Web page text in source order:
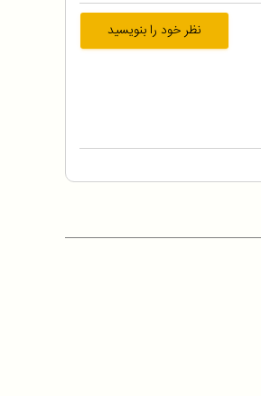
نظر خود را بنویسید